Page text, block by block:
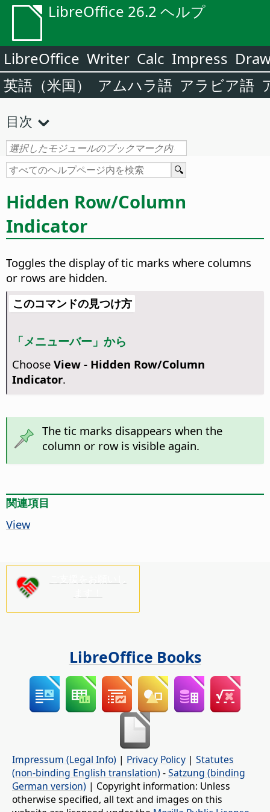
LibreOffice 26.2 ヘルプ
LibreOffice Writer Calc Impress
英語（米国）
アムハラ語 アラビア語
目次
Hidden Row/Column
Indicator
Toggles the display of tic marks where columns
or rows are hidden.
このコマンドの見つけ方
「メニューバー」から
Choose View - Hidden Row/Column
Indicator.
The tic marks disappears when the
column or row is visible again.
関連項目
View
LibreOffice Books
Impressum (Legal Info) | Privacy Policy | Statutes
(non-binding English translation) -Satzung (binding
German version) | Copyright information: Unless
otherwise specified, all text and images on this